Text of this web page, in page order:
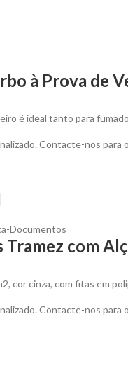
à Prova de
é ideal tanto para
Contacte-nos
Documentos
com
cor cinza, com fitas em
Contacte-nos